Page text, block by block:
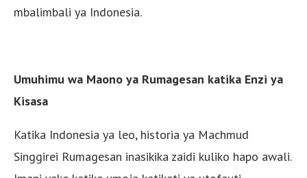
mbalimbali ya Indonesia.
Umuhimu wa Maono ya Rumagesan katika Enzi ya
Kisasa
Katika Indonesia ya leo, historia ya Machmud
Singgirei Rumagesan inasikika zaidi kuliko hapo awali.